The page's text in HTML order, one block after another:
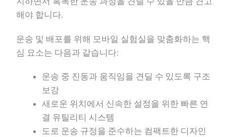
해야 합니다.
운송 및 배포를 위해 모바일 실험실을 맞춤화하는 핵
심 요소는 다음과 같습니다:
운송 중 진동과 움직임을 견딜 수 있도록 구조
보강
새로운 위치에서 신속한 설정을 위한 빠른 연
결 유틸리티 시스템
도로 운송 규정을 준수하는 컴팩트한 디자인